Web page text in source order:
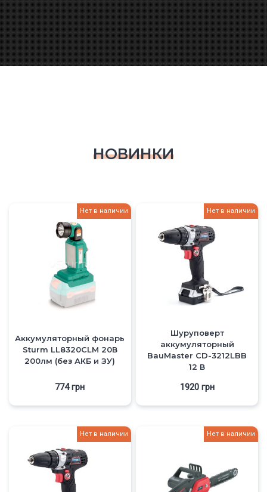
НОВИНКИ
Нет в наличии
Аккумуляторный фонарь
Sturm LL8320CLM 20В
200лм (без АКБ и ЗУ)
774грн
Нет в наличии
Шуруповерт
аккумуляторный
BauMaster CD-3212LBB
12 В
1920 грн
Нет в наличии Нет в наличии